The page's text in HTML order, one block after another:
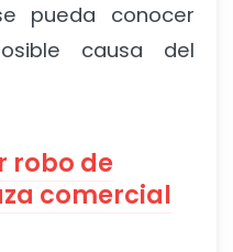
pueda conocer
causa del
robo de
comercial